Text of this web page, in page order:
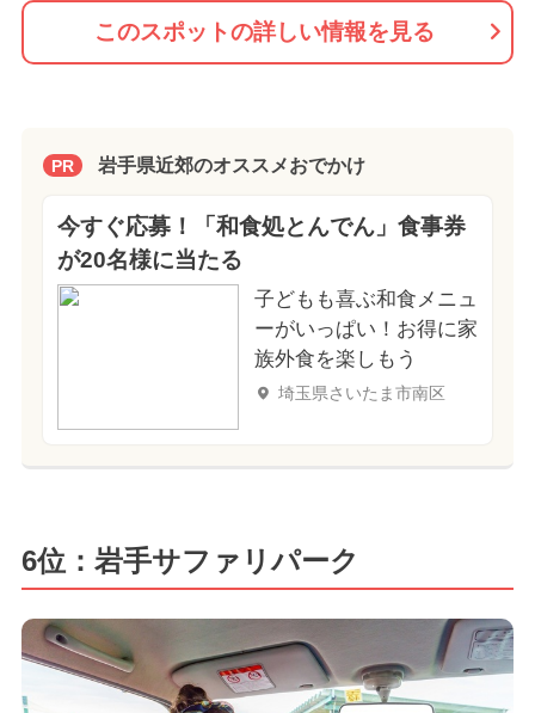
このスポットの詳しい情報を見る
PR 岩手県近郊のオススメおでかけ
今すぐ応募！「和食処とんでん」食事券
が20名様に当たる
子どもも喜ぶ和食メニュ
ーがいっぱい！お得に家
族外食を楽しもう
埼玉県さいたま市南区
6位：岩手サファリパーク